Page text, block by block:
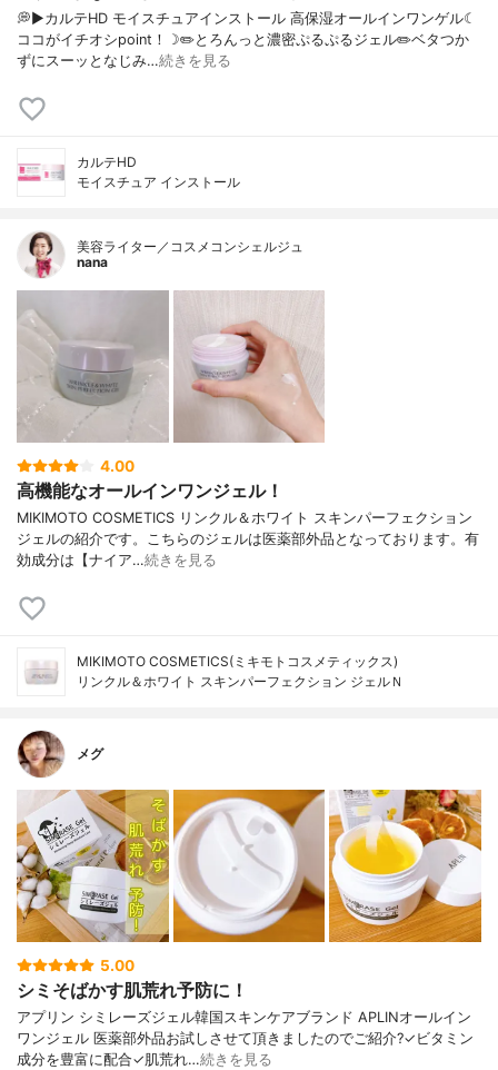
💭▶️カルテHD モイスチュアインストール 高保湿オールインワンゲル☾
ココがイチオシpoint！☽✏️とろんっと濃密ぷるぷるジェル✏️ベタつか
ずにスーッとなじみ…続きを見る
カルテHD
モイスチュア インストール
美容ライター／コスメコンシェルジュ
nana
4.00
高機能なオールインワンジェル！
MIKIMOTO COSMETICS リンクル＆ホワイト スキンパーフェクション
ジェルの紹介です。こちらのジェルは医薬部外品となっております。有
効成分は【ナイア…続きを見る
MIKIMOTO COSMETICS(ミキモトコスメティックス)
リンクル＆ホワイト スキンパーフェクション ジェルＮ
メグ
5.00
シミそばかす肌荒れ予防に！
アプリン シミレーズジェル韓国スキンケアブランド APLINオールイン
ワンジェル 医薬部外品お試しさせて頂きましたのでご紹介?✓ビタミン
成分を豊富に配合✓肌荒れ…続きを見る